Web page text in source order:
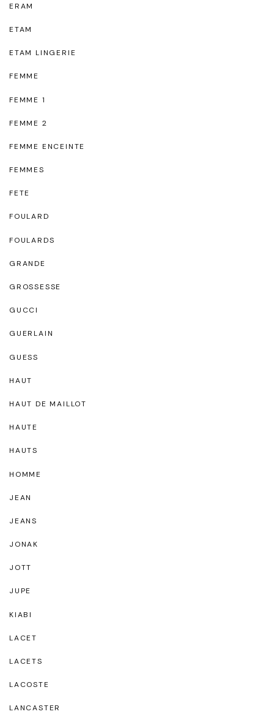
ERAM
ETAM
ETAM LINGERIE
FEMME
FEMME 1
FEMME 2
FEMME ENCEINTE
FEMMES
FETE
FOULARD
FOULARDS
GRANDE
GROSSESSE
GUCCI
GUERLAIN
GUESS
HAUT
HAUT DE MAILLOT
HAUTE
HAUTS
HOMME
JEAN
JEANS
JONAK
JOTT
JUPE
KIABI
LACET
LACETS
LACOSTE
LANCASTER